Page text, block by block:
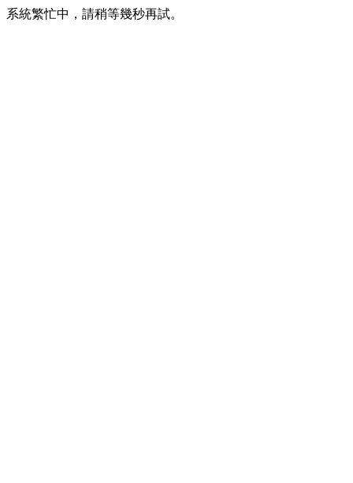
系統繁忙中，請稍等幾秒再試。